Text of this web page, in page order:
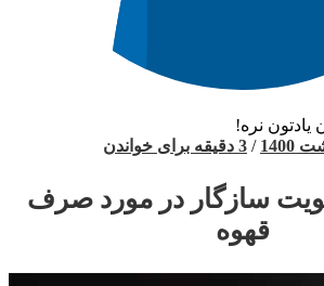
یادتون نره!
/ 3 دقیقه برای خواندن
سازگار در مورد صرف
قهوه